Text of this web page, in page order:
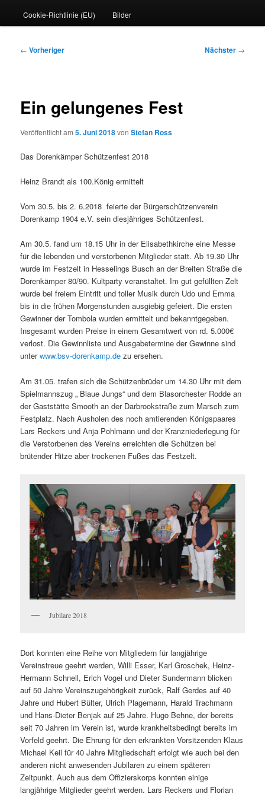
Cookie-Richtlinie (EU) Bilder
Beitragsnavigation
← Vorheriger Nächster →
Ein gelungenes Fest
Veröffentlicht am5. Juni 2018vonStefan Ross
Das Dorenkämper Schützenfest 2018
Heinz Brandt als 100.König ermittelt
Vom 30.5. bis 2. 6.2018 feierte der Bürgerschützenverein
Dorenkamp 1904 e.V. sein diesjähriges Schützenfest.
Am 30.5. fand um 18.15 Uhr in der Elisabethkirche eine Messe
für die lebenden und verstorbenen Mitglieder statt. Ab 19.30 Uhr
wurde im Festzelt in Hesselings Busch an der Breiten Straße die
Dorenkämper 80/90. Kultparty veranstaltet. Im gut gefüllten Zelt
wurde bei freiem Eintritt und toller Musik durch Udo und Emma
bis in die frühen Morgenstunden ausgiebig gefeiert. Die ersten
Gewinner der Tombola wurden ermittelt und bekanntgegeben.
Insgesamt wurden Preise in einem Gesamtwert von rd. 5.000€
verlost. Die Gewinnliste und Ausgabetermine der Gewinne sind
unterwww.bsv-dorenkamp.de zu ersehen.
Am 31.05. trafen sich die Schützenbrüder um 14.30 Uhr mit dem
Spielmannszug „ Blaue Jungs“ und dem Blasorchester Rodde an
der Gaststätte Smooth an der Darbrookstraße zum Marsch zum
Festplatz. Nach Ausholen des noch amtierenden Königspaares
Lars Reckers und Anja Pohlmann und der Kranzniederlegung für
die Verstorbenen des Vereins erreichten die Schützen bei
brütender Hitze aber trockenen Fußes das Festzelt.
Jubilare 2018
Dort konnten eine Reihe von Mitgliedern für langjährige
Vereinstreue geehrt werden, Willi Esser, Karl Groschek, Heinz-
Hermann Schnell, Erich Vogel und Dieter Sundermann blicken
auf 50 Jahre Vereinszugehörigkeit zurück, Ralf Gerdes auf 40
Jahre und Hubert Bülter, Ulrich Plagemann, Harald Trachmann
und Hans-Dieter Benjak auf 25 Jahre. Hugo Behne, der bereits
seit 70 Jahren im Verein ist, wurde krankheitsbedingt bereits im
Vorfeld geehrt. Die Ehrung für den erkrankten Vorsitzenden Klaus
Michael Keil für 40 Jahre Mitgliedschaft erfolgt wie auch bei den
anderen nicht anwesenden Jubilaren zu einem späteren
Zeitpunkt. Auch aus dem Offizierskorps konnten einige
langjährige Mitglieder geehrt werden. Lars Reckers und Florian